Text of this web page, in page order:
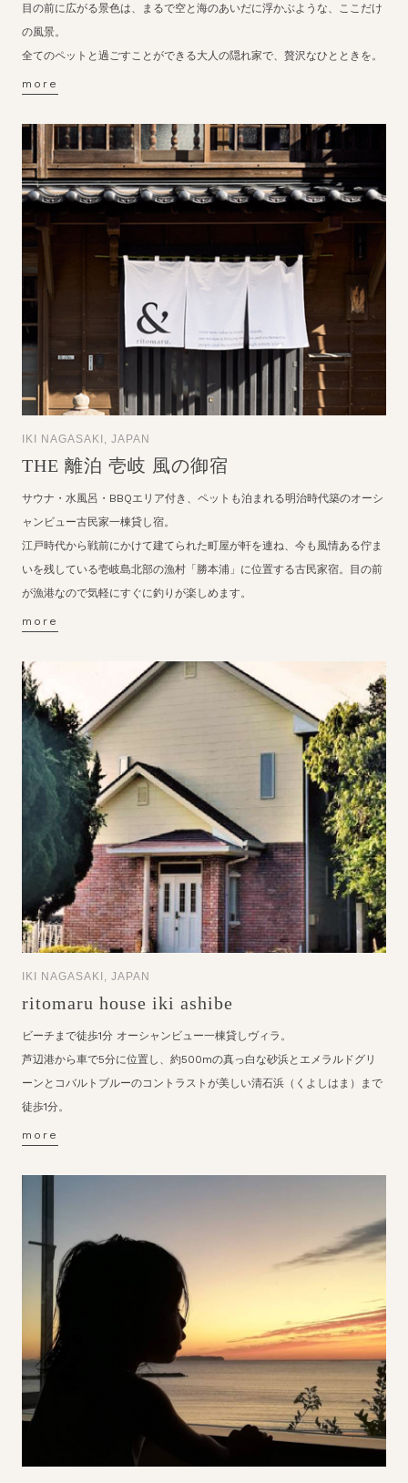
目の前に広がる景色は、まるで空と海のあいだに浮かぶような、ここだけ
の風景。
全てのペットと過ごすことができる大人の隠れ家で、贅沢なひとときを。
more
IKI NAGASAKI, JAPAN
THE 離泊 壱岐 風の御宿
サウナ・水風呂・BBQエリア付き、ペットも泊まれる明治時代築のオーシ
ャンビュー古民家一棟貸し宿。
江戸時代から戦前にかけて建てられた町屋が軒を連ね、今も風情ある佇ま
いを残している壱岐島北部の漁村「勝本浦」に位置する古民家宿。目の前
が漁港なので気軽にすぐに釣りが楽しめます。
more
IKI NAGASAKI, JAPAN
ritomaru house iki ashibe
ビーチまで徒歩1分 オーシャンビュー一棟貸しヴィラ。
芦辺港から車で5分に位置し、約500mの真っ白な砂浜とエメラルドグリ
ーンとコバルトブルーのコントラストが美しい清石浜（くよしはま）まで
徒歩1分。
more